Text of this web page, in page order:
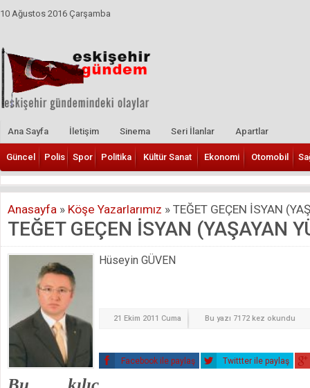
10 Ağustos 2016 Çarşamba
Ana Sayfa İletişim Sinema Seri İlanlar Apartlar
Güncel Polis Spor Politika Kültür Sanat Ekonomi Otomobil
Anasayfa » Köşe Yazarlarımız » TEĞET GEÇEN İSYAN
TEĞET GEÇEN İSYAN (YAŞAYAN
Hüseyin GÜVEN
21 Ekim 2011 Cuma Bu yazı 7172 kez okundu
Facebook ile paylaş Twittter ile paylaş
Bu kılıç